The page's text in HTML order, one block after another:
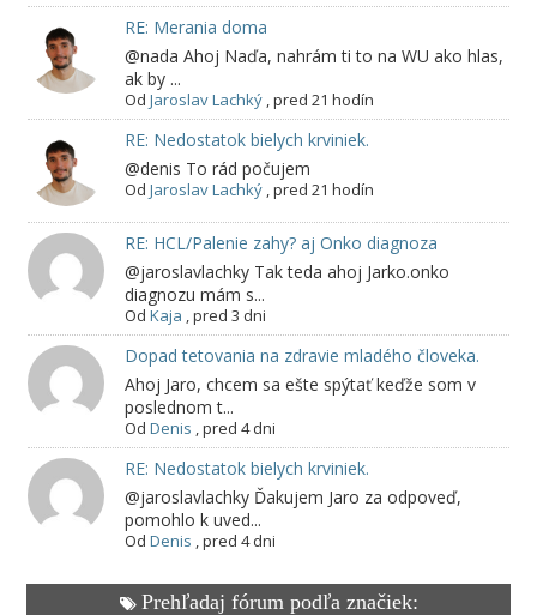
RE: Merania doma
@nada Ahoj Naďa, nahrám ti to na WU ako hlas,
ak by ...
Od Jaroslav Lachký,pred 21 hodín
RE: Nedostatok bielych krviniek.
@denis To rád počujem
Od Jaroslav Lachký,pred 21 hodín
RE: HCL/Palenie zahy? aj Onko diagnoza
@jaroslavlachky Tak teda ahoj Jarko.onko
diagnozu mám s...
Od Kaja ,pred 3 dni
Dopad tetovania na zdravie mladého človeka.
Ahoj Jaro, chcem sa ešte spýtať keďže som v
poslednom t...
Od Denis ,pred 4 dni
RE: Nedostatok bielych krviniek.
@jaroslavlachky Ďakujem Jaro za odpoveď,
pomohlo k uved...
Od Denis ,pred 4 dni
Prehľadaj fórum podľa značiek: